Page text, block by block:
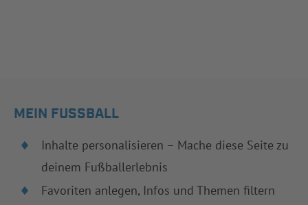
MEIN FUSSBALL
Inhalte personalisieren – Mache diese Seite zu
deinem Fußballerlebnis
Favoriten anlegen, Infos und Themen filtern